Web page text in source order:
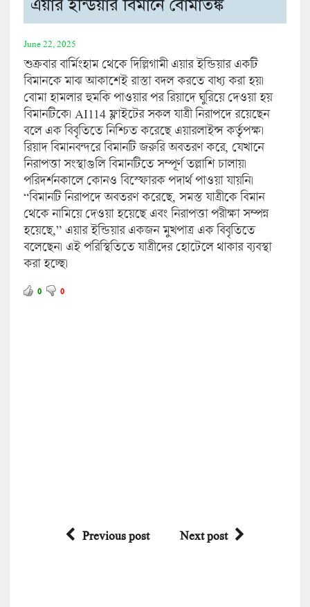
এয়ার ইন্ডিয়ার বিমানে বোমাতঙ্ক
June 22, 2025
শুক্রবার বার্মিংহাম থেকে দিল্লিগামী এয়ার ইন্ডিয়ার একটি
বিমানকে মাঝ আকাশেই রাস্তা বদল করতে বাধ্য করা হয়।
বোমা হামলার হুমকি পাওয়ার পর রিয়াদে ঘুরিয়ে দেওয়া হয়
বিমানটিকে। AI114 ফ্লাইটের সকল যাত্রী নিরাপদে রয়েছেন
বলে এক বিবৃতিতে নিশ্চিত করেছে এয়ারলাইন্স কর্তৃপক্ষ।
রিয়াদ বিমানবন্দরে বিমানটি জরুরি অবতরণ করে, যেখানে
নিরাপত্তা সংস্থাগুলি বিমানটিতে সম্পূর্ণ তল্লাশি চালায়।
পরিদর্শনকালে কোনও বিস্ফোরক পদার্থ পাওয়া যায়নি।
“বিমানটি নিরাপদে অবতরণ করেছে, সমস্ত যাত্রীকে বিমান
থেকে নামিয়ে দেওয়া হয়েছে এবং নিরাপত্তা পরীক্ষা সম্পন্ন
হয়েছে,” এয়ার ইন্ডিয়ার একজন মুখপাত্র এক বিবৃতিতে
বলেছেন। এই পরিস্থিতিতে যাত্রীদের হোটেলে থাকার ব্যবস্থা
করা হচ্ছে।
0 0
Previous post Next post